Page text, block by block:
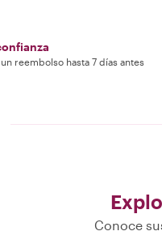
reembolso hasta 7 días antes
Conoce